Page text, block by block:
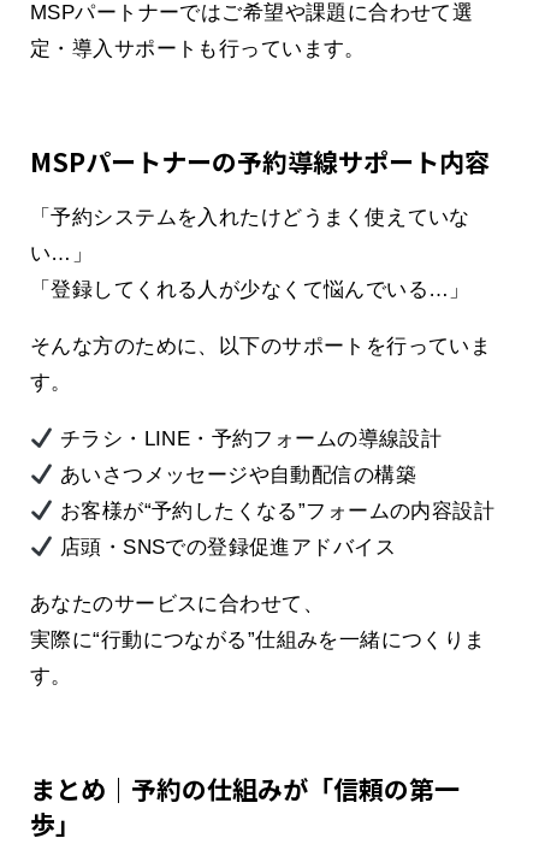
MSPパートナーではご希望や課題に合わせて選
定・導入サポートも行っています。
MSPパートナーの予約導線サポート内容
「予約システムを入れたけどうまく使えていな
い…」
「登録してくれる人が少なくて悩んでいる…」
そんな方のために、以下のサポートを行っていま
す。
チラシ・LINE・予約フォームの導線設計
あいさつメッセージや自動配信の構築
お客様が“予約したくなる”フォームの内容設計
店頭・SNSでの登録促進アドバイス
あなたのサービスに合わせて、
実際に“行動につながる”仕組みを一緒につくりま
す。
まとめ｜予約の仕組みが「信頼の第一
歩」